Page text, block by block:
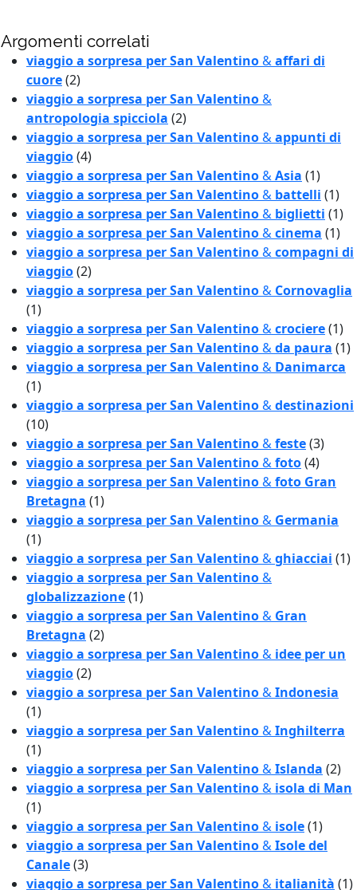
Argomenti correlati
viaggio a sorpresa per San Valentino&affari di
cuore(2)
viaggio a sorpresa per San Valentino&
antropologia spicciola (2)
viaggio a sorpresa per San Valentino&appunti di
viaggio(4)
viaggio a sorpresa per San Valentino&Asia (1)
viaggio a sorpresa per San Valentino& battelli (1)
viaggio a sorpresa per San Valentino& biglietti (1)
viaggio a sorpresa per San Valentino&cinema (1)
viaggio a sorpresa per San Valentino&compagni di
viaggio(2)
viaggio a sorpresa per San Valentino& Cornovaglia
(1)
viaggio a sorpresa per San Valentino&crociere(1)
viaggio a sorpresa per San Valentino&da paura (1)
viaggio a sorpresa per San Valentino& Danimarca
(1)
viaggio a sorpresa per San Valentino&destinazioni
(10)
viaggio a sorpresa per San Valentino&feste(3)
viaggio a sorpresa per San Valentino&foto(4)
viaggio a sorpresa per San Valentino&foto Gran
Bretagna (1)
viaggio a sorpresa per San Valentino& Germania
(1)
viaggio a sorpresa per San Valentino&ghiacciai (1)
viaggio a sorpresa per San Valentino&
globalizzazione(1)
viaggio a sorpresa per San Valentino& Gran
Bretagna (2)
viaggio a sorpresa per San Valentino& idee per un
viaggio(2)
viaggio a sorpresa per San Valentino&Indonesia
(1)
viaggio a sorpresa per San Valentino&Inghilterra
(1)
viaggio a sorpresa per San Valentino&Islanda (2)
viaggio a sorpresa per San Valentino& isola di Man
(1)
viaggio a sorpresa per San Valentino& isole(1)
viaggio a sorpresa per San Valentino&Isole del
Canale(3)
viaggio a sorpresa per San Valentino& italianità (1)